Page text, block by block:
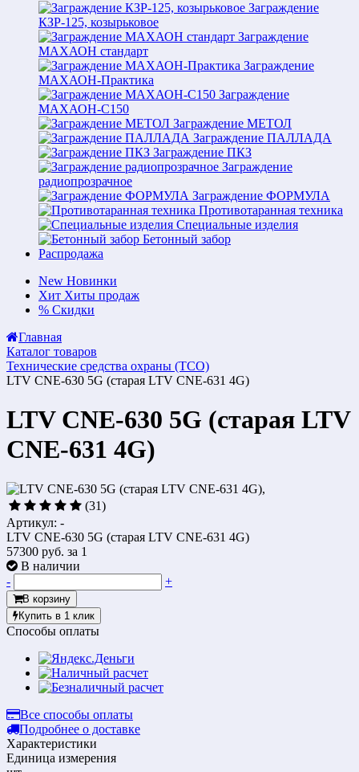
Заграждение
КЗР-125, козырьковое
Заграждение
МАХАОН стандарт
Заграждение
МАХАОН-Практика
Заграждение
МАХАОН-С150
Заграждение МЕТОЛ
Заграждение ПАЛЛАДА
Заграждение ПКЗ
Заграждение
радиопрозрачное
Заграждение ФОРМУЛА
Противотаранная техника
Специальные изделия
Бетонный забор
Распродажа
New Новинки
Хит Хиты продаж
% Скидки
Главная
Каталог товаров
Технические средства охраны (ТСО)
LTV CNE-630 5G (старая LTV CNE-631 4G)
LTV CNE-630 5G (старая LTV
CNE-631 4G)
(31)
Артикул: -
LTV CNE-630 5G (старая LTV CNE-631 4G)
57300 руб. за 1
В наличии
-
+
В корзину
Купить в 1 клик
Способы оплаты
Все способы оплаты
Подробнее о доставке
Характеристики
Единица измерения